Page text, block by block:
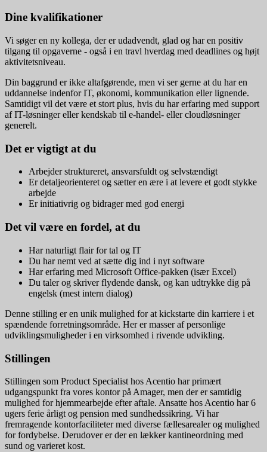
Dine kvalifikationer
Vi søger en ny kollega, der er udadvendt, glad og har en positiv
tilgang til opgaverne - også i en travl hverdag med deadlines og højt
aktivitetsniveau.
Din baggrund er ikke altafgørende, men vi ser gerne at du har en
uddannelse indenfor IT, økonomi, kommunikation eller lignende.
Samtidigt vil det være et stort plus, hvis du har erfaring med support
af IT-løsninger eller kendskab til e-handel- eller cloudløsninger
generelt.
Det er vigtigt at du
Arbejder struktureret, ansvarsfuldt og selvstændigt
Er detaljeorienteret og sætter en ære i at levere et godt stykke
arbejde
Er initiativrig og bidrager med god energi
Det vil være en fordel, at du
Har naturligt flair for tal og IT
Du har nemt ved at sætte dig ind i nyt software
Har erfaring med Microsoft Office-pakken (især Excel)
Du taler og skriver flydende dansk, og kan udtrykke dig på
engelsk (mest intern dialog)
Denne stilling er en unik mulighed for at kickstarte din karriere i et
spændende forretningsområde. Her er masser af personlige
udviklingsmuligheder i en virksomhed i rivende udvikling.
Stillingen
Stillingen som Product Specialist hos Acentio har primært
udgangspunkt fra vores kontor på Amager, men der er samtidig
mulighed for hjemmearbejde efter aftale. Ansatte hos Acentio har 6
ugers ferie årligt og pension med sundhedssikring. Vi har
fremragende kontorfaciliteter med diverse fællesarealer og mulighed
for fordybelse. Derudover er der en lækker kantineordning med
sund og varieret kost.